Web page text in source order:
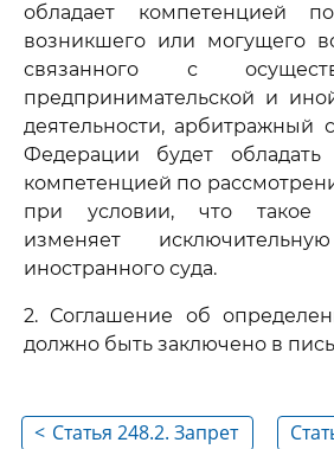
обладает компетенцией
возникшего или могущего
связанного с
предпринимательской и
деятельности, арбитражный
Федерации будет обладать
компетенцией по
при условии, что такое
изменяет
иностранного суда.
2. Соглашение об
должно быть заключено в
< Статья 248.2. Запрет